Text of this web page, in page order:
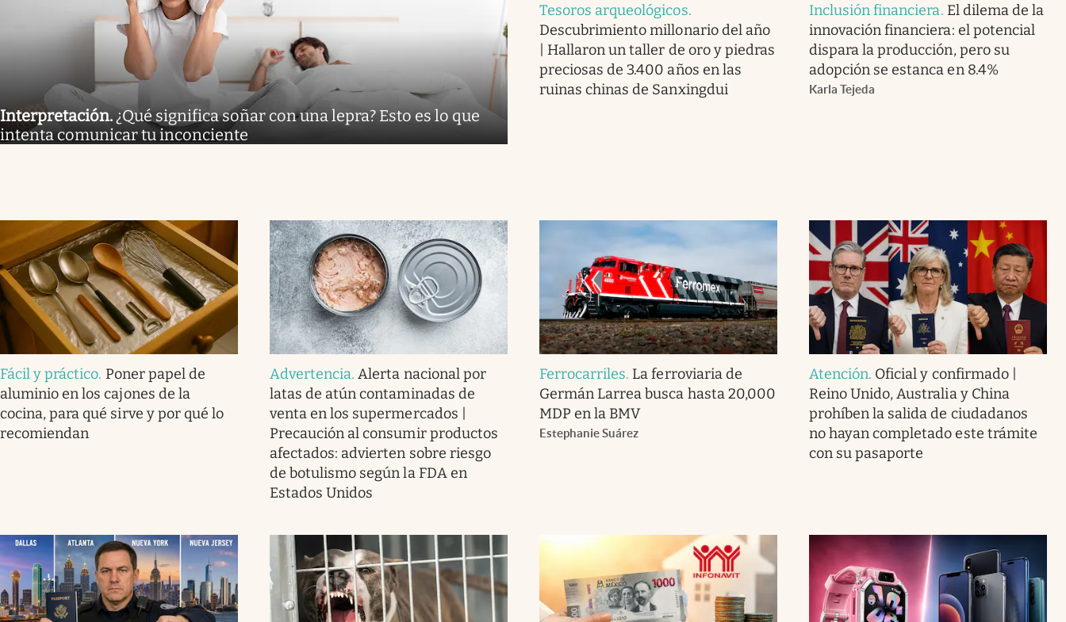
Interpretación. ¿Qué significa soñar con una lepra? Esto es lo que
intenta comunicar tu inconciente
Tesoros arqueológicos.
Descubrimiento millonario del año
| Hallaron un taller de oro y piedras
preciosas de 3.400 años en las
ruinas chinas de Sanxingdui
Inclusión financiera. El dilema de la
innovación financiera: el potencial
dispara la producción, pero su
adopción se estanca en 8.4%
Karla Tejeda
Fácil y práctico. Poner papel de
aluminio en los cajones de la
cocina, para qué sirve y por qué lo
recomiendan
Advertencia.Alerta nacional por
latas de atún contaminadas de
venta en los supermercados |
Precaución al consumir productos
afectados: advierten sobre riesgo
de botulismo según la FDA en
Estados Unidos
Ferrocarriles. La ferroviaria de
Germán Larrea busca hasta 20,000
MDP en la BMV
Estephanie Suárez
Atención. Oficial y confirmado |
Reino Unido, Australia y China
prohíben la salida de ciudadanos
no hayan completado este trámite
con su pasaporte